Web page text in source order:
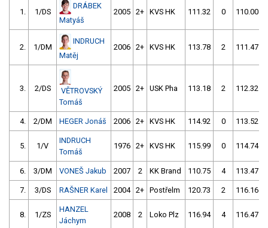
1. 1/DS
DRÁBEK
Matyáš
2005 2+ KVS HK 111.32 0 110.00
2. 1/DM
INDRUCH
Matěj
2006 2+ KVS HK 113.78 2 111.47
3. 2/DS
VĚTROVSKÝ
Tomáš
2005 2+ USK Pha 113.18 2 112.32
4. 2/DM HEGER Jonáš 2006 2+ KVS HK 114.92 0 113.52
5. 1/V
INDRUCH
Tomáš
1976 2+ KVS HK 115.99 0 114.74
6. 3/DM VONEŠ Jakub 2007 2 KK Brand 110.75 4 113.47
7. 3/DS RAŠNER Karel 2004 2+ Postřelm 120.73 2 116.16
8. 1/ZS
HANZEL
Jáchym
2008 2 Loko Plz 116.94 4 116.47